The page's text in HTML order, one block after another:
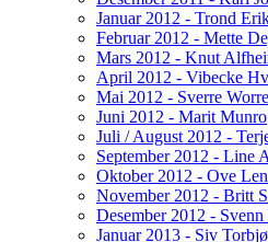
Januar 2012 - Trond
Februar 2012 - Mette
Mars 2012 - Knut
April 2012 - Vibecke
Mai 2012 - Sverre
Juni 2012 - Marit Munro
Juli / August 2012 -
September 2012 - Line
Oktober 2012 - Ove
November 2012 - Britt
Desember 2012 -
Januar 2013 - Siv